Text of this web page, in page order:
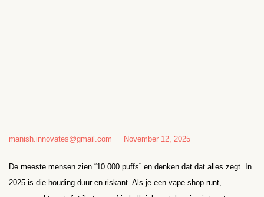
manish.innovates@gmail.com November 12, 2025
De meeste mensen zien “10.000 puffs” en denken dat dat alles zegt. In
2025 is die houding duur en riskant. Als je een vape shop runt,